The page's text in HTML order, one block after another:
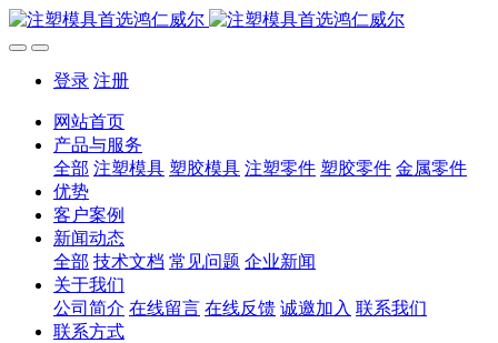
登录 注册
网站首页
产品与服务
全部 注塑模具 塑胶模具 注塑零件 塑胶零件 金属零件
优势
客户案例
新闻动态
全部 技术文档 常见问题 企业新闻
关于我们
公司简介 在线留言 在线反馈 诚邀加入 联系我们
联系方式